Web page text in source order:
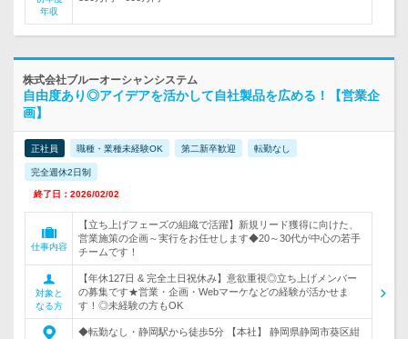
年収
株式会社ブルーオーシャンシステム
自由度あり◎アイデアを活かして自社製品を広める！【営業企
画】
正社員 職種・業種未経験OK 第二新卒歓迎 転勤なし
完全週休2日制
終了日：2026/02/02
仕事内容
【立ち上げフェーズの組織で活躍】新規リード獲得に向けた、
営業施策の企画～実行をお任せします◆20～30代が中心の若手
チームです！
対象と
なる方
【年休127日 & 完全土日祝休み】意欲重視◎立ち上げメンバー
の募集です★営業・企画・Webマーケなどの経験が活かせま
す！◎未経験の方もOK
◆転勤なし・静岡駅から徒歩5分 【本社】 静岡県静岡市葵区紺